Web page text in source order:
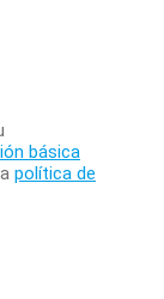
básica
política de